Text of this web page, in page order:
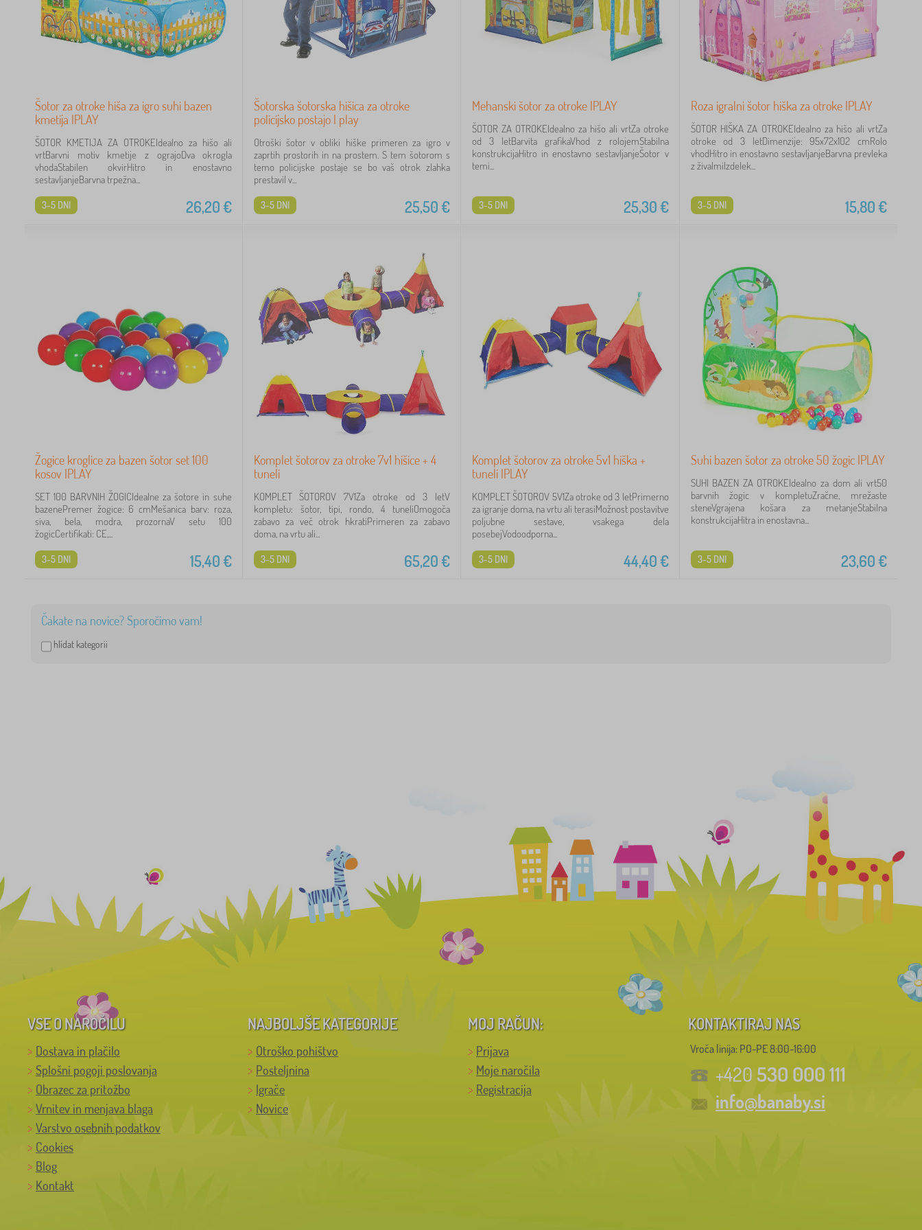
Šotor za otroke hiša za igro suhi bazen
kmetija IPLAY
ŠOTOR KMETIJA ZA OTROKEIdealno za hišo ali
vrtBarvni motiv kmetije z ograjoDva okrogla
vhodaStabilen okvirHitro in enostavno
sestavljanjeBarvna trpežna...
26,20€
3-5 DNI
Šotorska šotorska hišica za otroke
policijsko postajo I play
Otroški šotor v obliki hiške primeren za igro v
zaprtih prostorih in na prostem. S tem šotorom s
temo policijske postaje se bo vaš otrok zlahka
prestavil v...
25,50€
3-5 DNI
Mehanski šotor za otroke IPLAY
ŠOTOR ZA OTROKEIdealno za hišo ali vrtZa otroke
od 3 letBarvita grafikaVhod z rolojemStabilna
konstrukcijaHitro in enostavno sestavljanjeŠotor v
temi...
25,30€
3-5 DNI
Roza igralni šotor hiška za otroke IPLAY
ŠOTOR HIŠKA ZA OTROKEIdealno za hišo ali vrtZa
otroke od 3 letDimenzije: 95x72x102 cmRolo
vhodHitro in enostavno sestavljanjeBarvna prevleka
z živalmiIzdelek...
15,80€
3-5 DNI
Žogice kroglice za bazen šotor set 100
kosov IPLAY
SET 100 BARVNIH ŽOGICIdealne za šotore in suhe
bazenePremer žogice: 6 cmMešanica barv: roza,
siva, bela, modra, prozornaV setu 100
žogicCertifikati: CE,...
15,40€
3-5 DNI
Komplet šotorov za otroke 7v1 hišice + 4
tuneli
KOMPLET ŠOTOROV 7V1Za otroke od 3 letV
kompletu: šotor, tipi, rondo, 4 tuneliOmogoča
zabavo za več otrok hkratiPrimeren za zabavo
doma, na vrtu ali...
65,20€
3-5 DNI
Komplet šotorov za otroke 5v1 hiška +
tuneli IPLAY
KOMPLET ŠOTOROV 5V1Za otroke od 3 letPrimerno
za igranje doma, na vrtu ali terasiMožnost postavitve
poljubne sestave, vsakega dela
posebejVodoodporna...
44,40€
3-5 DNI
Suhi bazen šotor za otroke 50 žogic IPLAY
SUHI BAZEN ZA OTROKEIdealno za dom ali vrt50
barvnih žogic v kompletuZračne, mrežaste
steneVgrajena košara za metanjeStabilna
konstrukcijaHitra in enostavna...
23,60€
3-5 DNI
Čakate na novice? Sporočimo vam!
hlídat kategorii
VSE O NAROČILU
Dostava in plačilo
Splošni pogoji poslovanja
Obrazec za pritožbo
Vrnitev in menjava blaga
Varstvo osebnih podatkov
Cookies
Blog
Kontakt
NAJBOLJŠE KATEGORIJE
Otroško pohištvo
Posteljnina
Igrače
Novice
MOJ RAČUN:
Prijava
Moje naročila
Registracija
KONTAKTIRAJ NAS
Vroča linija: PO-PE 8:00-16:00
+420530 000 111
info@banaby.si